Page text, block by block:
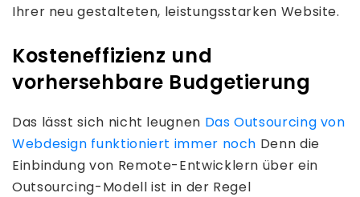
Ihrer neu gestalteten, leistungsstarken Website.
Kosteneffizienz und
vorhersehbare Budgetierung
Das lässt sich nicht leugnen Das Outsourcing von
Webdesign funktioniert immer noch Denn die
Einbindung von Remote-Entwicklern über ein
Outsourcing-Modell ist in der Regel